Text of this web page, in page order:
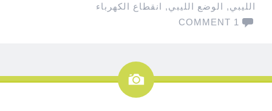
الليبي, الوضع الليبي, انقطاع الكهرباء
1 COMMENT
صورة